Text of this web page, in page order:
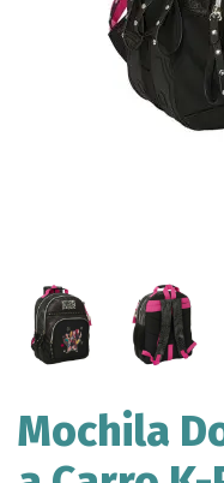
Mochila